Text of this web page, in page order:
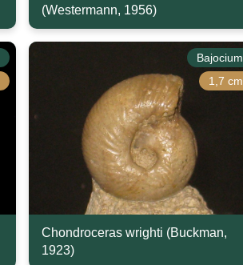
(Westermann, 1956)
Bajocium
1,7 cm
Chondroceras wrighti (Buckman,
1923)